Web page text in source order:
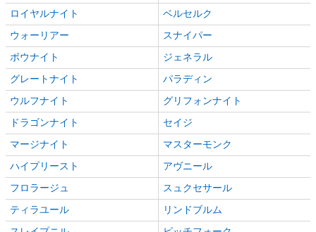
ロイヤルナイト
ベルセルク
ウォーリアー
スナイパー
ボウナイト
ジェネラル
グレートナイト
パラディン
ウルフナイト
グリフォンナイト
ドラゴンナイト
セイジ
マージナイト
マスターモンク
ハイプリースト
アヴニール
フロラージュ
スュクセサール
ティラユール
リンドブルム